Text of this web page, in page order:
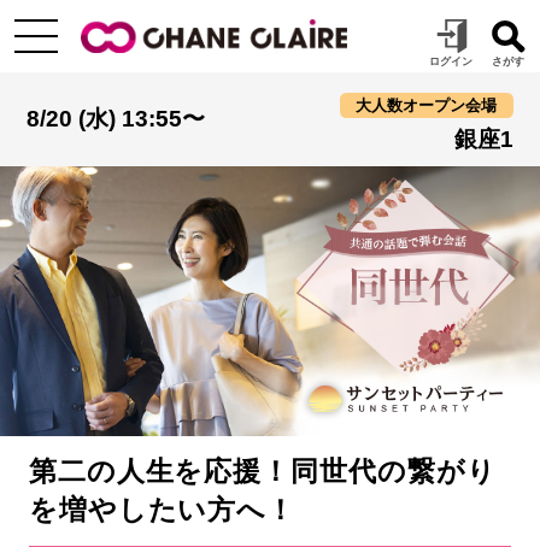
8/20 (水) 13:55〜
大人数オープン会場
銀座1
第二の人生を応援！同世代の繋がり
を増やしたい方へ！